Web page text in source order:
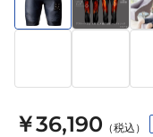
￥36,190 （税込）